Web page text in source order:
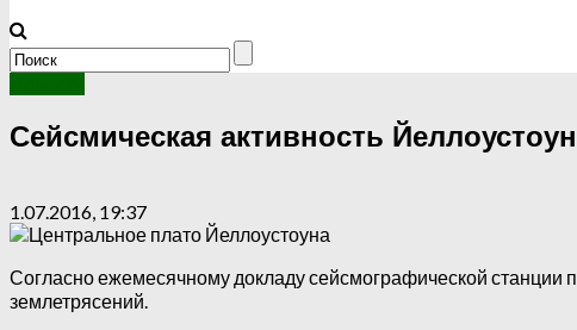
Сейсмическая активность
1.07.2016, 19:37
Согласно ежемесячному докладу сейсмографической станции
землетрясений.